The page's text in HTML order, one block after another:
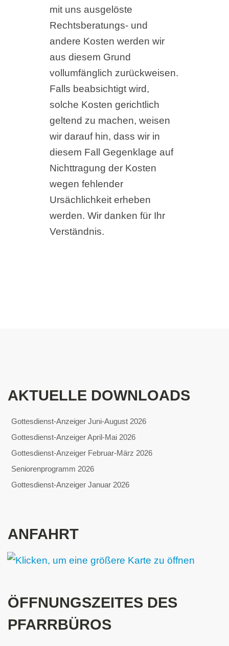
mit uns ausgelöste
Rechtsberatungs- und
andere Kosten werden wir
aus diesem Grund
vollumfänglich zurückweisen.
Falls beabsichtigt wird,
solche Kosten gerichtlich
geltend zu machen, weisen
wir darauf hin, dass wir in
diesem Fall Gegenklage auf
Nichttragung der Kosten
wegen fehlender
Ursächlichkeit erheben
werden. Wir danken für Ihr
Verständnis.
AKTUELLE DOWNLOADS
Gottesdienst-Anzeiger Juni-August 2026
Gottesdienst-Anzeiger April-Mai 2026
Gottesdienst-Anzeiger Februar-März 2026
Seniorenprogramm 2026
Gottesdienst-Anzeiger Januar 2026
ANFAHRT
ÖFFNUNGSZEITES DES
PFARRBÜROS